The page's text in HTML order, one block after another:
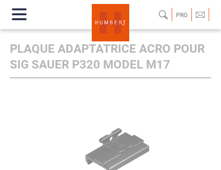
PRO
PLAQUE ADAPTATRICE ACRO POUR
SIG SAUER P320 MODEL M17